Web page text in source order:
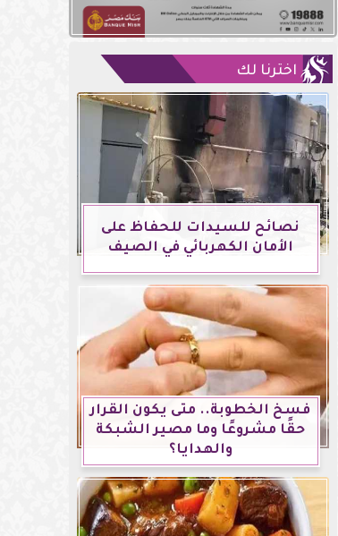
اخترنا لك
نصائح للسيدات للحفاظ على
الأمان الكهربائي في الصيف
فسخ الخطوبة.. متى يكون القرار
حقًا مشروعًا وما مصير الشبكة
والهدايا؟